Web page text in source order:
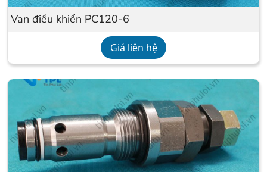
Van điều khiển PC120-6
Giá liên hệ